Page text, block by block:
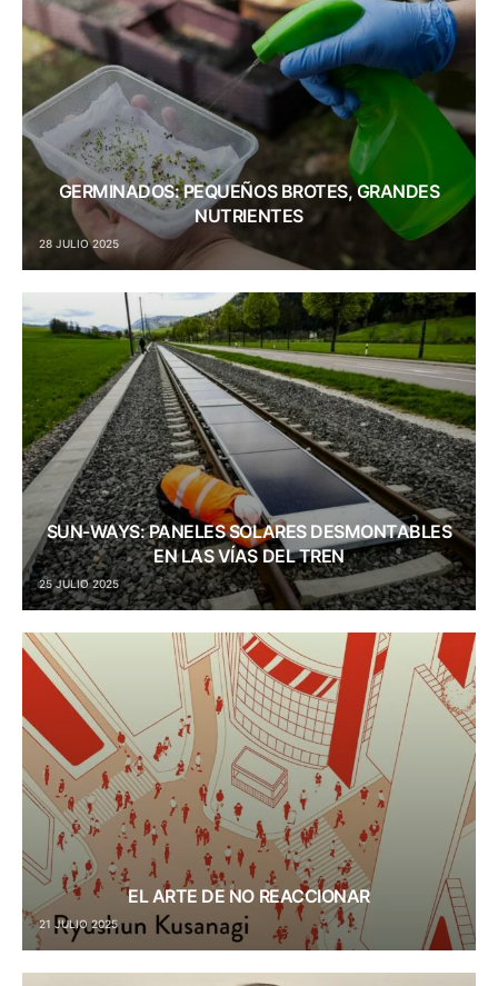
GERMINADOS: PEQUEÑOS BROTES, GRANDES
NUTRIENTES
28 JULIO 2025
SUN-WAYS: PANELES SOLARES DESMONTABLES
EN LAS VÍAS DEL TREN
25 JULIO 2025
EL ARTE DE NO REACCIONAR
21 JULIO 2025